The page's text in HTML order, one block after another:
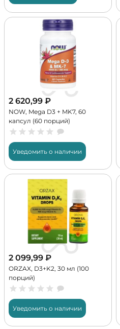
2 620,99 ₽
NOW, Mega D3 + MK7, 60
капсул (60 порций)
Уведомить о наличии
2 099,99 ₽
ORZAX, D3+K2, 30 мл (100
порций)
Уведомить о наличии